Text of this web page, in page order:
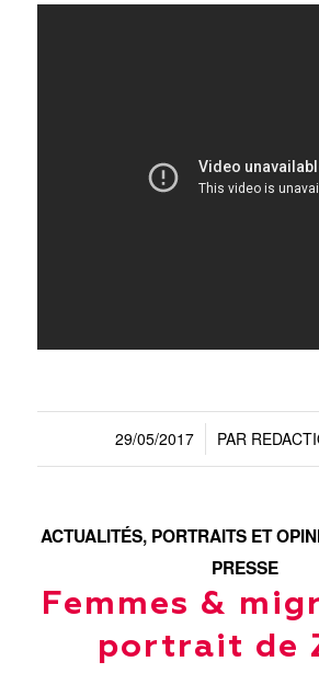
29/05/2017
/ PAR
ACTUALITÉS, PORTRAITS ET
PRESSE
Femmes &
portrait de